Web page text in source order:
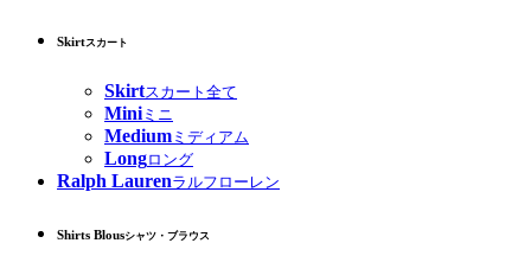
Skirtスカート
Skirtスカート全て
Miniミニ
Medium ミディアム
Longロング
Ralph Laurenラルフローレン
Shirts Blousシャツ・ブラウス